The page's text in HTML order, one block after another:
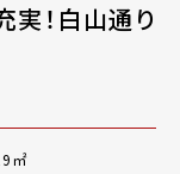
実！白山通り
㎡